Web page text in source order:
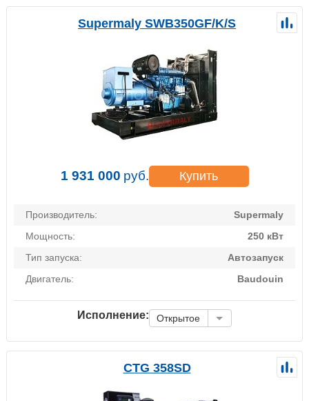
Supermaly SWB350GF/K/S
1 931 000 руб. Купить
Производитель:
Supermaly
Мощность:
250 кВт
Тип запуска:
Автозапуск
Двигатель:
Baudouin
Исполнение: Открытое
CTG 358SD